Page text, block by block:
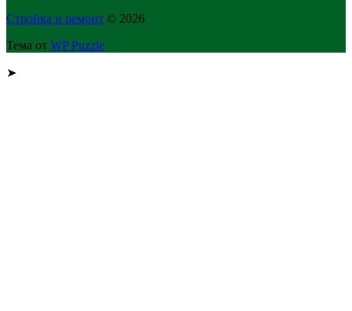
Стройка и ремонт © 2026
Тема от WP Puzzle
➤